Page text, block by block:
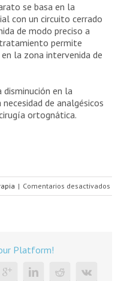
se basa en la
con un circuito cerrado
de modo preciso a
permite
la zona intervenida de
disminución en la
de analgésicos
ortognática.
| Comentarios desactivados
Platform!